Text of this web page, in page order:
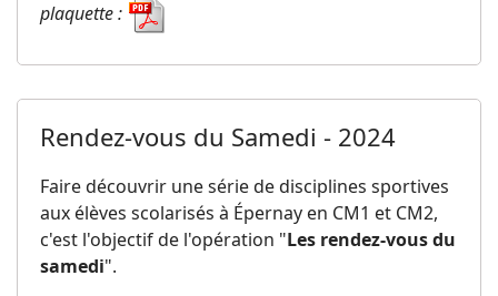
plaquette :
Rendez-vous du Samedi - 2024
Faire découvrir une série de disciplines sportives
aux élèves scolarisés à Épernay en CM1 et CM2,
c'est l'objectif de l'opération "Les rendez-vous du
samedi".